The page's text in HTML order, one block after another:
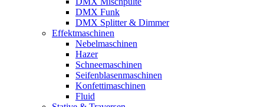
DMX Funk
DMX Splitter & Dimmer
Effektmaschinen
Nebelmaschinen
Hazer
Schneemaschinen
Seifenblasenmaschinen
Konfettimaschinen
Fluid